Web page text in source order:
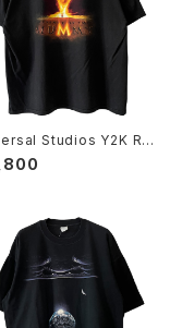
Studios Y2K Rev
Of The Mummy Tee